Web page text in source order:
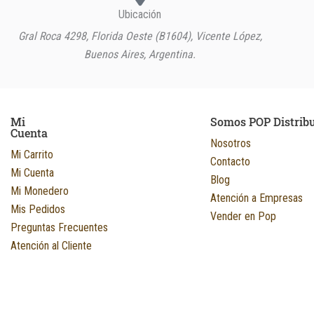
Ubicación
Gral Roca 4298, Florida Oeste (B1604), Vicente López,
Buenos Aires, Argentina.
Mi
Cuenta
Mi Carrito
Mi Cuenta
Mi Monedero
Mis Pedidos
Preguntas Frecuentes
Atención al Cliente
Somos POP
Nosotros
Contacto
Blog
Atención a Empresas
Vender en Pop